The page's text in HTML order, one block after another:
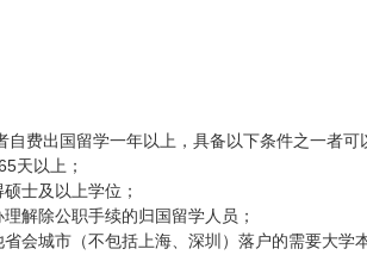
自费出国留学一年以上，具备以下条件之一者
天以上；
士及以上学位；
解除公职手续的归国留学人员；
会城市（不包括上海、深圳）落户的需要大学